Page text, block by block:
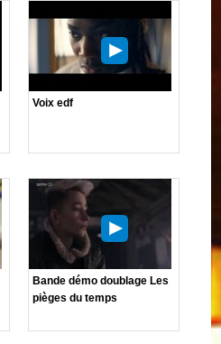
Voix edf
Bande démo doublage Les
pièges du temps